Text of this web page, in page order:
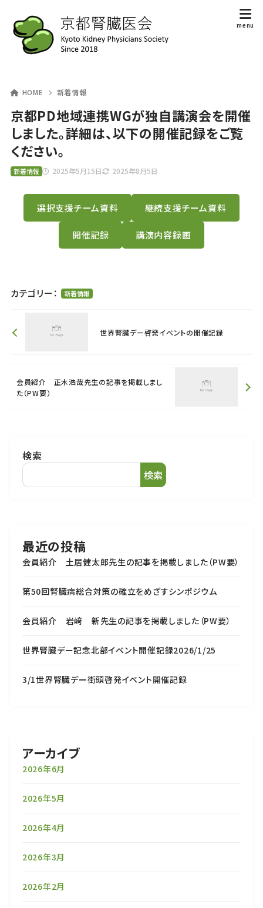
HOME 新着情報
京都PD地域連携WGが独自講演会を開催
しました。詳細は、以下の開催記録をご覧
ください。
2025年5月15日 2025年8月5日
新着情報
選択支援チーム資料 継続支援チーム資料
開催記録 講演内容録画
カテゴリー： 新着情報
世界腎臓デー啓発イベントの開催記録
会員紹介 正木浩哉先生の記事を掲載しまし
た（PW要）
検索
検索
最近の投稿
会員紹介 土居健太郎先生の記事を掲載しました（PW要）
第50回腎臓病総合対策の確立をめざすシンポジウム
会員紹介 岩﨑 新先生の記事を掲載しました（PW要）
世界腎臓デー記念北部イベント開催記録2026/1/25
3/1世界腎臓デー街頭啓発イベント開催記録
アーカイブ
2026年6月
2026年5月
2026年4月
2026年3月
2026年2月